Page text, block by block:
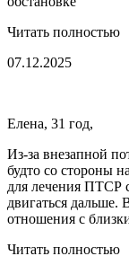
Читать полностью
07.12.2025
Елена, 31 год,
Из-за внезапной
будто со стороны
для лечения ПТСР
двигаться дальше.
отношения с
Читать полностью